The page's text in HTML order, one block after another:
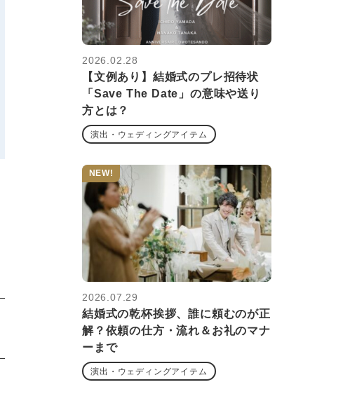
2026.02.28
【文例あり】結婚式のプレ招待状
「Save The Date」の意味や送り
方とは？
演出・ウェディングアイテム
NEW!
2026.07.29
結婚式の乾杯挨拶、誰に頼むのが正
解？依頼の仕方・流れ＆お礼のマナ
ーまで
演出・ウェディングアイテム